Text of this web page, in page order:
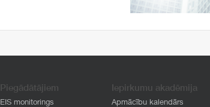
Piegādātājiem
EIS monitorings
Iepirkumu akadēmija
Apmācību kalendārs